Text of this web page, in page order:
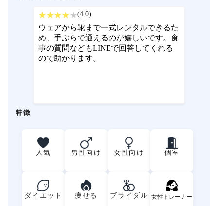
(4.0)
ウェアから靴まで一式レンタルできるた
め、手ぶらで通えるのが嬉しいです。食
事の質問などもLINEで回答してくれる
ので助かります。
特徴
人気 男性向け 女性向け 個室
ダイエット 痩せる ブライダル 女性トレーナー